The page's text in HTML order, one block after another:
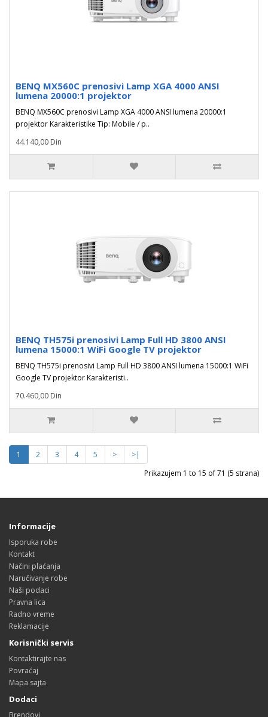
BENQ MX560C prenosivi Lamp XGA 4000 ANSI
lumena 20000:1 projektor
BENQ MX560C prenosivi Lamp XGA 4000 ANSI lumena 20000:1
projektor Karakteristike Tip: Mobile / p..
44.140,00 Din
BENQ TH575i prenosivi Lamp Full HD 3800 ANSI
lumena 15000:1 WiFi Google TV projektor
BENQ TH575i prenosivi Lamp Full HD 3800 ANSI lumena 15000:1 WiFi
Google TV projektor Karakteristi..
70.460,00 Din
1 2 3 4 5 >
>|
Prikazujem 1 to 15 of 71 (5 strana)
Informacije
Isporuka robe
Kontakt
Načini plaćanja
Naručivanje robe
Naši podaci
Pravna lica
Radno vreme
Reklamacije
Korisnički servis
Kontaktirajte nas
Povraćaj
Mapa sajta
Dodaci
Brendovi